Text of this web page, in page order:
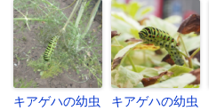
キアゲハの幼虫
キアゲハの幼虫